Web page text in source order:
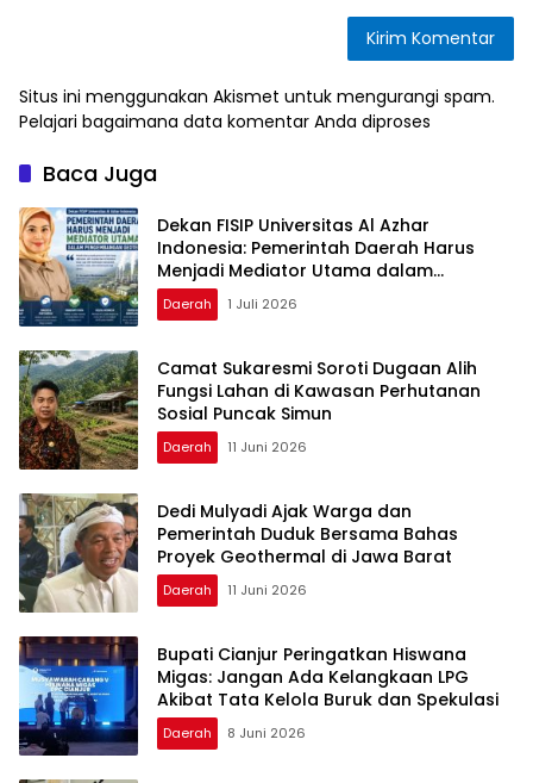
Situs ini menggunakan Akismet untuk mengurangi spam.
Pelajari bagaimana data komentar Anda diproses
Baca Juga
Dekan FISIP Universitas Al Azhar
Indonesia: Pemerintah Daerah Harus
Menjadi Mediator Utama dalam
Pengembangan Geotermal
Daerah 1 Juli 2026
Camat Sukaresmi Soroti Dugaan Alih
Fungsi Lahan di Kawasan Perhutanan
Sosial Puncak Simun
Daerah 11 Juni 2026
Dedi Mulyadi Ajak Warga dan
Pemerintah Duduk Bersama Bahas
Proyek Geothermal di Jawa Barat
Daerah 11 Juni 2026
Bupati Cianjur Peringatkan Hiswana
Migas: Jangan Ada Kelangkaan LPG
Akibat Tata Kelola Buruk dan Spekulasi
Daerah 8 Juni 2026